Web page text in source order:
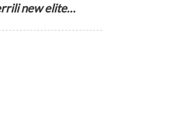
new elite…